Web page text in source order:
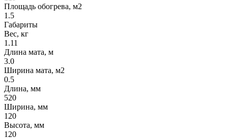
Площадь обогрева, м2
1.5
Габариты
Вес, кг
1.11
Длина мата, м
3.0
Ширина мата, м2
0.5
Длина, мм
520
Ширина, мм
120
Высота, мм
120